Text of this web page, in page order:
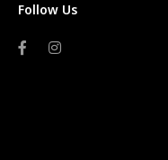
Follow Us